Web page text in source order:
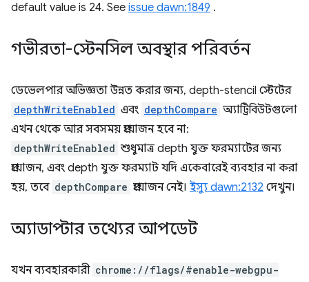
default value is 24. See issue dawn:1849 .
গভীরতা-স্টেনসিল অবস্থার পরিবর্তন
ডেভেলপার অভিজ্ঞতা উন্নত করার জন্য, depth-stencil স্টেটের
depthWriteEnabled এবং depthCompare অ্যাট্রিবিউটগুলো
এখন থেকে আর সবসময় প্রয়োজন হবে না:
depthWriteEnabled শুধুমাত্র depth যুক্ত ফরম্যাটের জন্য
প্রয়োজন, এবং depth যুক্ত ফরম্যাট যদি একেবারেই ব্যবহার না করা
হয়, তবে depthCompare প্রয়োজন নেই। ইস্যু dawn:2132 দেখুন।
অ্যাডাপ্টার তথ্যের আপডেট
যখন ব্যবহারকারী chrome://flags/#enable-webgpu-